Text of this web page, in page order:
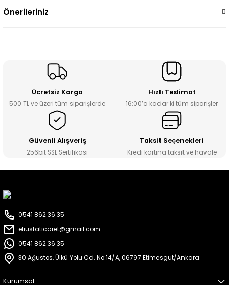
Önerileriniz
Ücretsiz Kargo
500 TL ve üzeri tüm siparişlerde
Hızlı Teslimat
16:00’a kadar ki tüm siparişler
Güvenli Alışveriş
256bit SSL Sertifikası
Taksit Seçenekleri
Kredi kartına taksit ve havale
0541 862 36 35
eliustaticaret@gmail.com
0541 862 36 35
30 Ağustos, Ülkü Yolu Cd. No:14/A, 06797 Etimesgut/Ankara
Kurumsal